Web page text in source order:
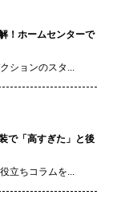
！ホームセンターで
ションのスタ...
で「高すぎた」と後
立ちコラムを...